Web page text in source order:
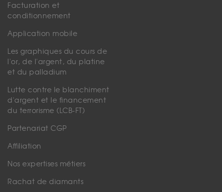
Facturation et
conditionnement
Application mobile
Les graphiques du cours de
l'or, de l'argent, du platine
et du palladium
Lutte contre le blanchiment
d'argent et le financement
du terrorisme (LCB-FT)
Partenariat CGP
Affiliation
Nos expertises métiers
Rachat de diamants